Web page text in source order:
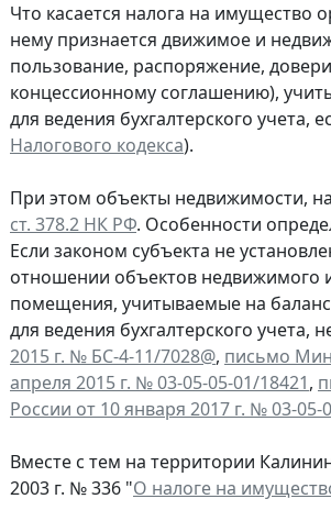
Что касается налога на имущество
нему признается движимое и
пользование, распоряжение,
концессионному соглашению),
для ведения бухгалтерского учета,
Налогового кодекса).
При этом объекты недвижимости,
ст. 378.2 НК РФ. Особенности
Если законом субъекта не
отношении объектов недвижимого
помещения, учитываемые на
для ведения бухгалтерского
2015 г. № БС-4-11/7028@, письмо
апреля 2015 г. № 03-05-05-01/18421,
России от 10 января 2017 г. № 03-05-
Вместе с тем на территории
2003 г. № 336 "О налоге на